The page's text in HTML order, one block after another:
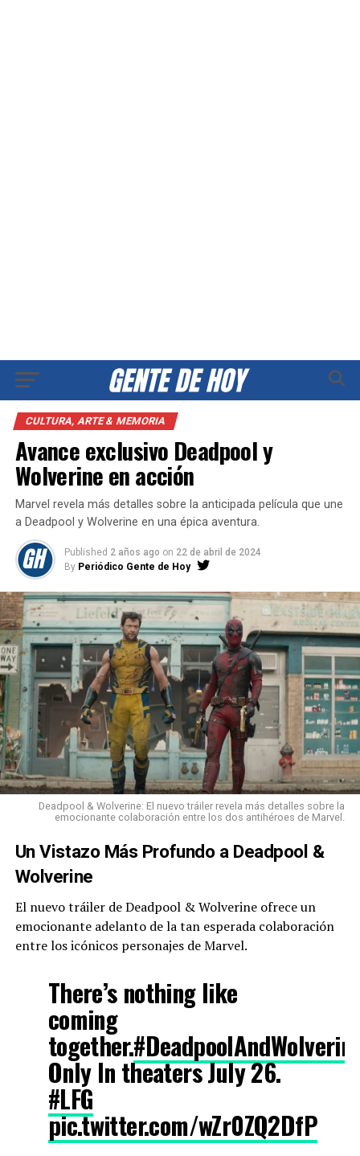
CULTURA, ARTE & MEMORIA
Avance exclusivo Deadpool y
Wolverine en acción
Marvel revela más detalles sobre la anticipada película que une
a Deadpool y Wolverine en una épica aventura.
Published 2 años ago on 22 de abril de 2024
By Periódico Gente de Hoy
Deadpool & Wolverine: El nuevo tráiler revela más detalles sobre la
emocionante colaboración entre los dos antihéroes de Marvel.
Un Vistazo Más Profundo a Deadpool &
Wolverine
El nuevo tráiler de Deadpool & Wolverine ofrece un
emocionante adelanto de la tan esperada colaboración
entre los icónicos personajes de Marvel.
There’s nothing like
coming
together.
Only In theaters July 26.
#LFG
pic.twitter.com/wZr0ZQ2DfP